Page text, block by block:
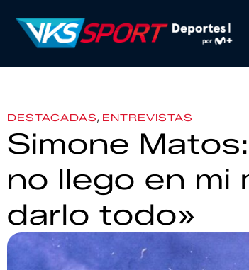
DESTACADAS, ENTREVISTAS
Simone
no llego en mi
darlo todo»